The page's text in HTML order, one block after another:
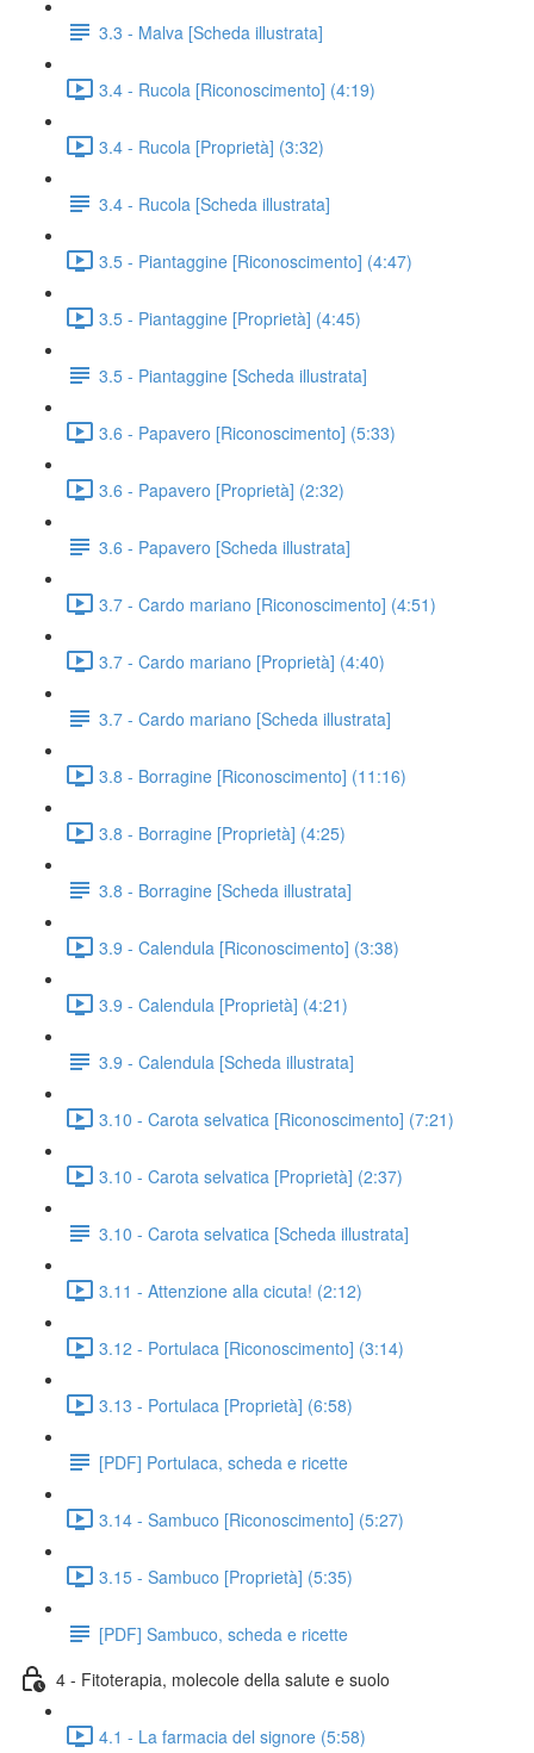
3.3 - Malva [Scheda illustrata]
3.4 - Rucola [Riconoscimento] (4:19)
3.4 - Rucola [Proprietà] (3:32)
3.4 - Rucola [Scheda illustrata]
3.5 - Piantaggine [Riconoscimento] (4:47)
3.5 - Piantaggine [Proprietà] (4:45)
3.5 - Piantaggine [Scheda illustrata]
3.6 - Papavero [Riconoscimento] (5:33)
3.6 - Papavero [Proprietà] (2:32)
3.6 - Papavero [Scheda illustrata]
3.7 - Cardo mariano [Riconoscimento] (4:51)
3.7 - Cardo mariano [Proprietà] (4:40)
3.7 - Cardo mariano [Scheda illustrata]
3.8 - Borragine [Riconoscimento] (11:16)
3.8 - Borragine [Proprietà] (4:25)
3.8 - Borragine [Scheda illustrata]
3.9 - Calendula [Riconoscimento] (3:38)
3.9 - Calendula [Proprietà] (4:21)
3.9 - Calendula [Scheda illustrata]
3.10 - Carota selvatica [Riconoscimento] (7:21)
3.10 - Carota selvatica [Proprietà] (2:37)
3.10 - Carota selvatica [Scheda illustrata]
3.11 - Attenzione alla cicuta! (2:12)
3.12 - Portulaca [Riconoscimento] (3:14)
3.13 - Portulaca [Proprietà] (6:58)
[PDF] Portulaca, scheda e ricette
3.14 - Sambuco [Riconoscimento] (5:27)
3.15 - Sambuco [Proprietà] (5:35)
[PDF] Sambuco, scheda e ricette
4 - Fitoterapia, molecole della salute e suolo
4.1 - La farmacia del signore (5:58)